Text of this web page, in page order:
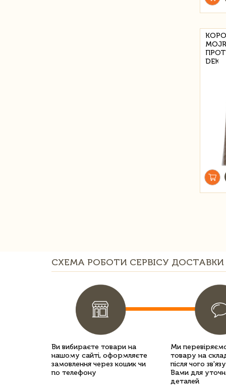
СХЕМА РОБОТИ СЕРВІСУ ДОСТАВКИ
Ви вибираєте товари на
нашому сайті, оформляєте
замовлення через кошик чи
по телефону
Ми
товару на
після чого
Вами для
деталей